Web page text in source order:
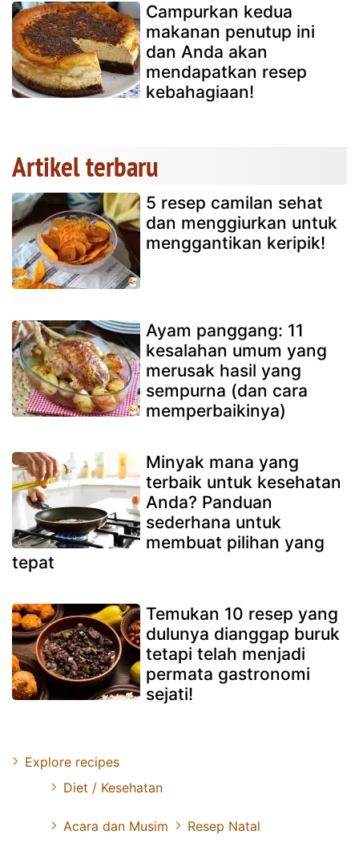
Campurkan kedua
makanan penutup ini
dan Anda akan
mendapatkan resep
kebahagiaan!
Artikel terbaru
5 resep camilan sehat
dan menggiurkan untuk
menggantikan keripik!
Ayam panggang: 11
kesalahan umum yang
merusak hasil yang
sempurna (dan cara
memperbaikinya)
Minyak mana yang
terbaik untuk kesehatan
Anda? Panduan
sederhana untuk
membuat pilihan yang
tepat
Temukan 10 resep yang
dulunya dianggap buruk
tetapi telah menjadi
permata gastronomi
sejati!
Explore recipes
Diet / Kesehatan
Acara dan Musim Resep Natal